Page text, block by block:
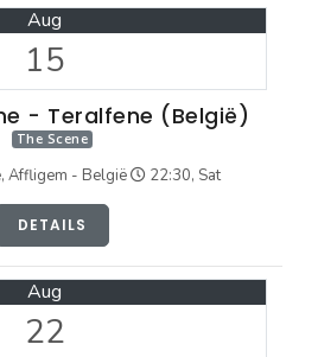
Aug
15
- Teralfene (België)
The Scene
Affligem - België 22:30, Sat
DETAILS
Aug
22